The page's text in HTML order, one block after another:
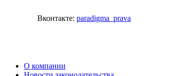
Вконтакте: paradigma_prava
О компании